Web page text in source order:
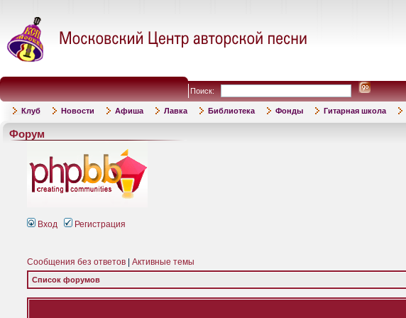
Поиск:
Клуб Новости Афиша Лавка Библиотека Фонды Гитарная школа
Форум
Вход Регистрация
Сообщения без ответов Активные темы
Список форумов